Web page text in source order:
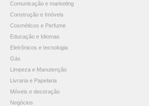
Comunicação e marketing
Construção e Imóveis
Cosméticos e Perfume
Educação e Idiomas
Eletrônicos e tecnologia
Gás
Limpeza e Manutenção
Livraria e Papelaria
Móveis e decoração
Negócios